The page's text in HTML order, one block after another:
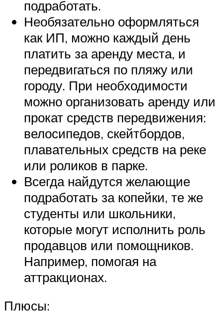
подработать.
Необязательно оформляться
как ИП, можно каждый день
платить за аренду места, и
передвигаться по пляжу или
городу. При необходимости
можно организовать аренду или
прокат средств передвижения:
велосипедов, скейтбордов,
плавательных средств на реке
или роликов в парке.
Всегда найдутся желающие
подработать за копейки, те же
студенты или школьники,
которые могут исполнить роль
продавцов или помощников.
Например, помогая на
аттракционах.
Плюсы: